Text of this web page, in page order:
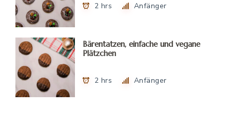
2 hrs Anfänger
Bärentatzen, einfache und vegane
Plätzchen
2 hrs Anfänger